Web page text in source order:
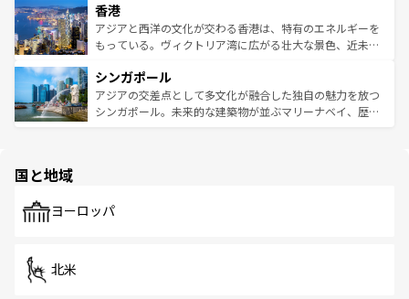
とつ。フォーやバインミー、ベトナムコーヒーなどは、ぜ
ひ現地で味わいたい。どの地域を訪れてもあたたかい人々
が旅行者を迎えてくれるので、きっと忘れられない旅にな
参照してほしい。
の活気が交差している。北部ではチェンマイなどの山岳地
帯で自然と触れ合い、南部ではプーケットやクラビの美し
いビーチでリゾート気分を楽しむことができる。タイ料理
激する。気候は一年中温暖で、どの季節にも異なる楽しみ
が待っている。親しみやすいタイの人々、仏教を中心とし
た文化、そして多様な観光資源が、訪れる旅人を魅了し続
香港
アジアと西洋の文化が交わる香港は、特有のエネルギーを
もっている。ヴィクトリア湾に広がる壮大な景色、近未来
み、どこを訪れても感動するはず。観光スポットが密集し
ており、効率よく見どころを回れるのも魅力。息をのむよ
うな絶景から文化的な体験まで、香港を存分に楽しみ尽く
シンガポール
アジアの交差点として多文化が融合した独自の魅力を放つ
シンガポール。未来的な建築物が並ぶマリーナベイ、歴史
で、ホーカーズは地元の風情を楽しめる外せないスポット
国と地域
ヨーロッパ
北米